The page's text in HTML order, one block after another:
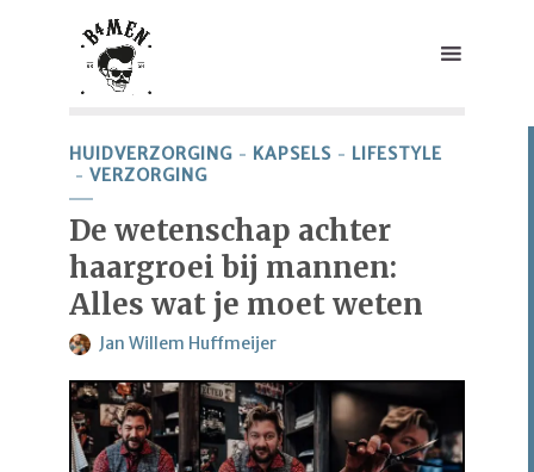
HUIDVERZORGING KAPSELS
LIFESTYLE
VERZORGING
De wetenschap achter
haargroei bij mannen:
Alles wat je moet weten
Jan Willem Huffmeijer